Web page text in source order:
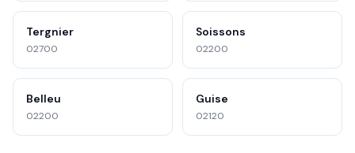
Tergnier
02700
Soissons
02200
Belleu
02200
Guise
02120